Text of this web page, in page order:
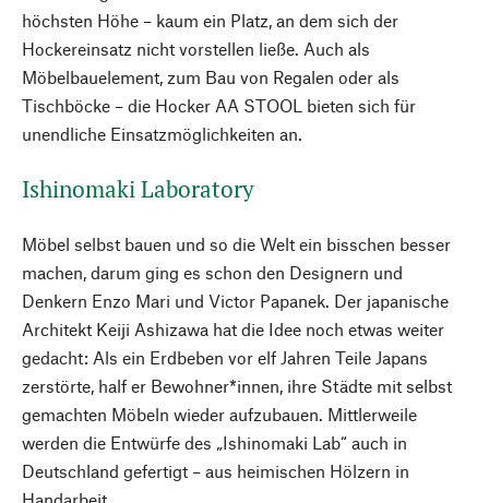
höchsten Höhe – kaum ein Platz, an dem sich der
Hockereinsatz nicht vorstellen ließe. Auch als
Möbelbauelement, zum Bau von Regalen oder als
Tischböcke – die Hocker AA STOOL bieten sich für
unendliche Einsatzmöglichkeiten an.
Ishinomaki Laboratory
Möbel selbst bauen und so die Welt ein bisschen besser
machen, darum ging es schon den Designern und
Denkern Enzo Mari und Victor Papanek. Der japanische
Architekt Keiji Ashizawa hat die Idee noch etwas weiter
gedacht: Als ein Erdbeben vor elf Jahren Teile Japans
zerstörte, half er Bewohner*innen, ihre Städte mit selbst
gemachten Möbeln wieder aufzubauen. Mittlerweile
werden die Entwürfe des „Ishinomaki Lab“ auch in
Deutschland gefertigt – aus heimischen Hölzern in